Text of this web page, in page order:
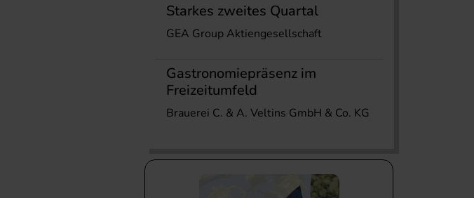
Starkes zweites Quartal
GEA Group Aktiengesellschaft
Gastronomiepräsenz im
Freizeitumfeld
Brauerei C. & A. Veltins GmbH & Co. KG